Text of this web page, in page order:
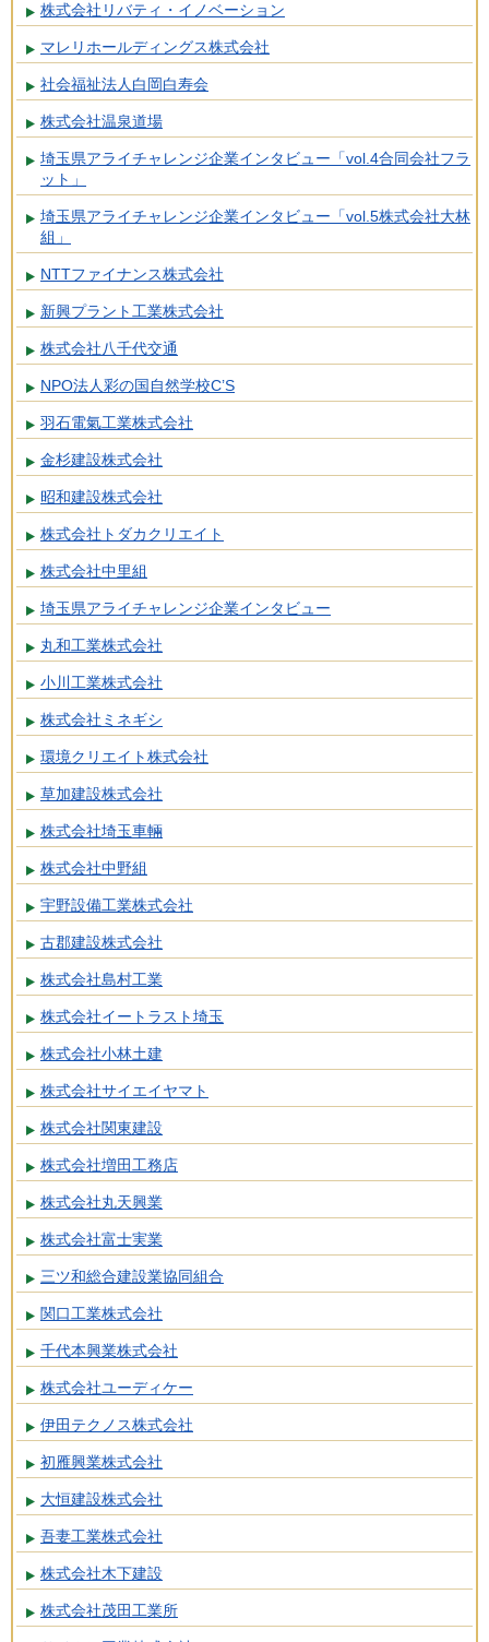
株式会社リバティ・イノベーション
マレリホールディングス株式会社
社会福祉法人白岡白寿会
株式会社温泉道場
埼玉県アライチャレンジ企業インタビュー「vol.4合同会社フラ
ット」
埼玉県アライチャレンジ企業インタビュー「vol.5株式会社大林
組」
NTTファイナンス株式会社
新興プラント工業株式会社
株式会社八千代交通
NPO法人彩の国自然学校C’S
羽石電氣工業株式会社
金杉建設株式会社
昭和建設株式会社
株式会社トダカクリエイト
株式会社中里組
埼玉県アライチャレンジ企業インタビュー
丸和工業株式会社
小川工業株式会社
株式会社ミネギシ
環境クリエイト株式会社
草加建設株式会社
株式会社埼玉車輛
株式会社中野組
宇野設備工業株式会社
古郡建設株式会社
株式会社島村工業
株式会社イートラスト埼玉
株式会社小林土建
株式会社サイエイヤマト
株式会社関東建設
株式会社増田工務店
株式会社丸天興業
株式会社富士実業
三ツ和総合建設業協同組合
関口工業株式会社
千代本興業株式会社
株式会社ユーディケー
伊田テクノス株式会社
初雁興業株式会社
大恒建設株式会社
吾妻工業株式会社
株式会社木下建設
株式会社茂田工業所